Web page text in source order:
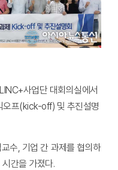
사업단 대회의실에서
오프(kick-off) 및 추진설명
수, 기업 간 과제를 협의하
간을 가졌다.